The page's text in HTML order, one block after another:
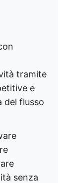
tramite
e
del flusso
senza